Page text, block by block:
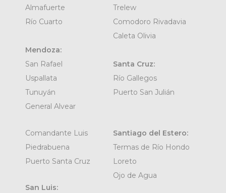
Almafuerte
Río Cuarto
Mendoza:
San Rafael
Uspallata
Tunuyán
General Alvear
Trelew
Comodoro Rivadavia
Caleta Olivia
Santa Cruz:
Río Gallegos
Puerto San Julián
Comandante Luis
Piedrabuena
Puerto Santa Cruz
San Luis:
Santiago del Estero:
Termas de Río Hondo
Loreto
Ojo de Agua